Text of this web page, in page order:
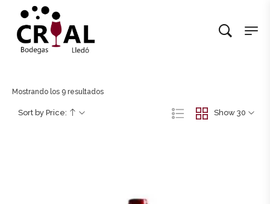
Mostrando los 9 resultados
Show 30
Sort by Price: